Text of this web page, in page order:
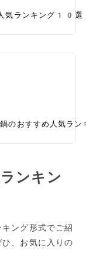
気ランキング10選
鍋のおすすめ人気
ンキン
ング形式でご紹
、お気に入りの